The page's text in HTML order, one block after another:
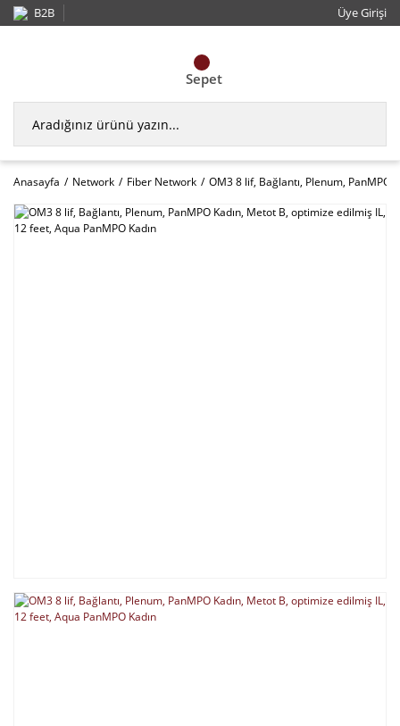
B2B Üye Girişi
Sepet
Anasayfa Network Fiber Network OM3 8 lif, Bağlantı, Plenum, PanMPO